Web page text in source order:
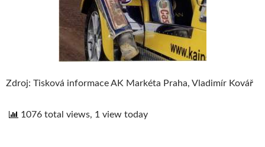
Zdroj: Tisková informace AK Markéta Praha, Vladimír Kovář
1076 total views, 1 view today